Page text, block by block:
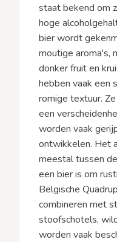
staat bekend om
hoge
bier wordt
moutige aroma's,
donker fruit en
hebben vaak een
romige textuur.
een
worden vaak
ontwikkelen. Het
meestal tussen
een bier is om
Belgische
combineren met
stoofschotels,
worden vaak